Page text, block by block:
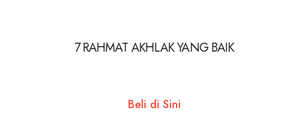
7 RAHMAT AKHLAK YANG BAIK
Beli di Sini